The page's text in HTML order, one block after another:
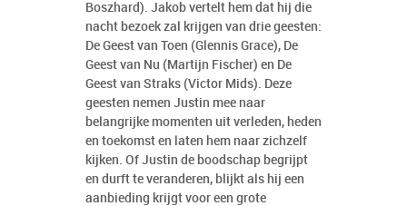
Boszhard). Jakob vertelt hem dat hij die
nacht bezoek zal krijgen van drie geesten:
De Geest van Toen (Glennis Grace), De
Geest van Nu (Martijn Fischer) en De
Geest van Straks (Victor Mids). Deze
geesten nemen Justin mee naar
belangrijke momenten uit verleden, heden
en toekomst en laten hem naar zichzelf
kijken. Of Justin de boodschap begrijpt
en durft te veranderen, blijkt als hij een
aanbieding krijgt voor een grote